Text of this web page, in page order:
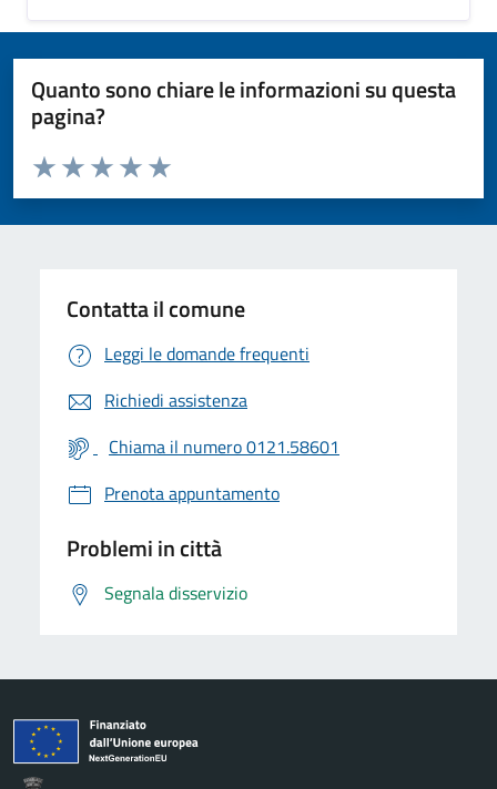
Quanto sono chiare le informazioni su questa
pagina?
Valuta da 1 a 5 stelle la pagina
Valuta 5 stelle su 5
Valuta 4 stelle su 5
Valuta 3 stelle su 5
Valuta 2 stelle su 5
Valuta 1 stelle su 5
Contatta il comune
Leggi le domande frequenti
Richiedi assistenza
Chiama il numero 0121.58601
Prenota appuntamento
Problemi in città
Segnala disservizio